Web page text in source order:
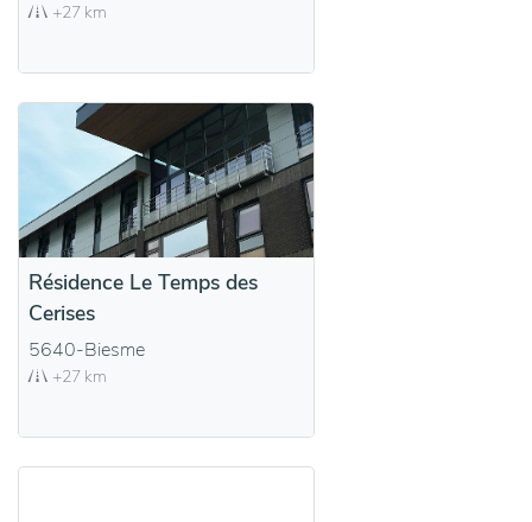
+27 km
Résidence Le Temps des
Cerises
5640-Biesme
+27 km